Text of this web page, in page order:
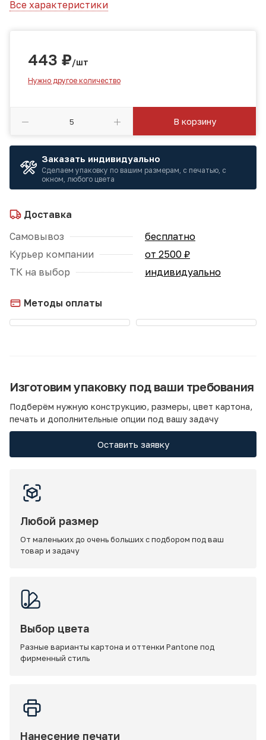
Все характеристики
443 ₽/шт
Нужно другое количество
В корзину
Заказать индивидуально
Сделаем упаковку по вашим размерам, с печатью, с
окном, любого цвета
Доставка
Самовывоз
бесплатно
Курьер компании
от 2500 ₽
ТК на выбор
индивидуально
Методы оплаты
Изготовим упаковку под ваши требования
Подберём нужную конструкцию, размеры, цвет картона,
печать и дополнительные опции под вашу задачу
Оставить заявку
Любой размер
От маленьких до очень больших с подбором под ваш
товар и задачу
Выбор цвета
Разные варианты картона и оттенки Pantone под
фирменный стиль
Нанесение печати